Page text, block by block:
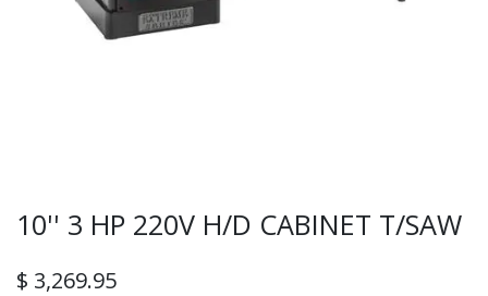
10'' 3 HP 220V H/D CABINET T/SAW
$ 3,269.95